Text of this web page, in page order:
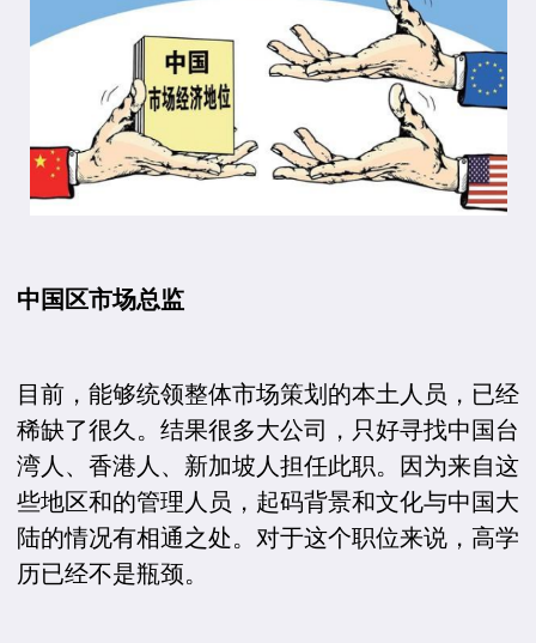
中国区市场总监
目前，能够统领整体市场策划的本土人员，已经
稀缺了很久。结果很多大公司，只好寻找中国台
湾人、香港人、新加坡人担任此职。因为来自这
些地区和的管理人员，起码背景和文化与中国大
陆的情况有相通之处。对于这个职位来说，高学
历已经不是瓶颈。